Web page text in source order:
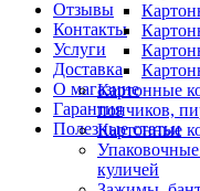
Картонные
пончиков,
Картонные
куличей
Отзывы
Контакты
Услуги
Доставка
О магазине
Гарантия
Полезные статьи